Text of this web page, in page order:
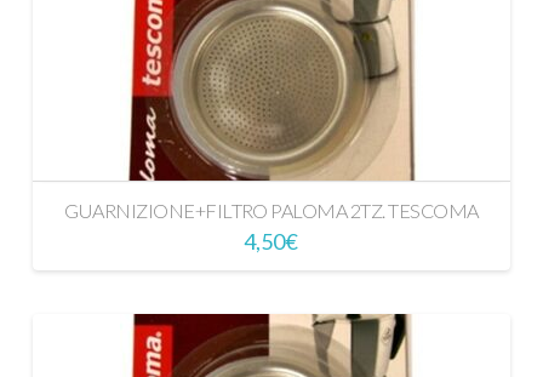
GUARNIZIONE+FILTRO PALOMA 2TZ. TESCOMA
4,50€